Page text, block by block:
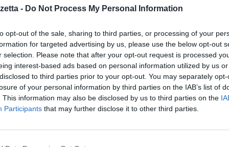
- Do Not Process My Personal Information
opt-out of the sale, sharing to third parties, or processing of your
for targeted advertising by us, please use the below opt-out
selection. Please note that after your opt-out request is processed
interest-based ads based on personal information utilized by us
to third parties prior to your opt-out. You may separately
of your personal information by third parties on the IAB’s list of
This information may also be disclosed by us to third parties on the
Participants that may further disclose it to other third parties.
massiccia dei chatbot, il numero di login e password trapelate è
raggiungendo circa 664.000.
degli infostealer, una forma specializzata di malware progettata
sul dark web o altre attività dannose. Sia i dispositivi personali
e-mail o siti web di phishing, siti pubblici con contenuti dannosi
Digital Footprint Intelligence.
del dark web per le credenziali può essere analizzato dal punto di
il numero di post in cui gli attori delle minacce offrono o tentano
La richiesta di account ChatGPT da parte dei criminali